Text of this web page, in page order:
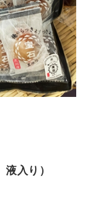
入り）